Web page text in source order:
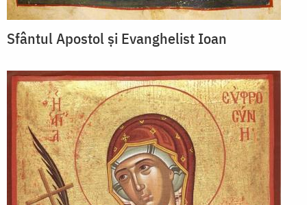
Sfântul Apostol și Evanghelist Ioan